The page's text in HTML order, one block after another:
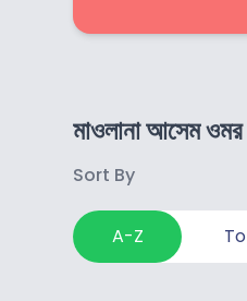
মাওলানা আসেম
Sort By
A-Z